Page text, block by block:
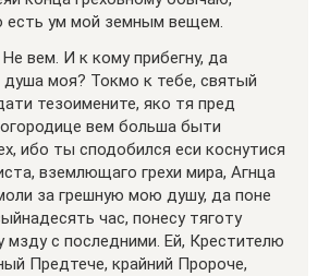
есть ум мой земным вещeм.
вем. И к кому прибегну, да
душа моя? Токмо к тебе, святый
тезоимените, яко тя пред
вем больша быти
ибо ты сподобился еси коснутися
взeмлющаго грехи мира, Агнца
за грешную мою душу, да понe
час, понесу тяготу
мзду с последними. Ей, Крестителю
Предтече, крайний Пророче,